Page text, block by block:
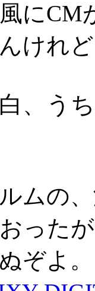
にCM
けれ
、う
ムの
った
ぞよ。